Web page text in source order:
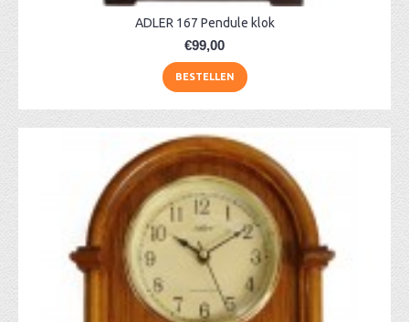
ADLER 167 Pendule klok
€99,00
BESTELLEN